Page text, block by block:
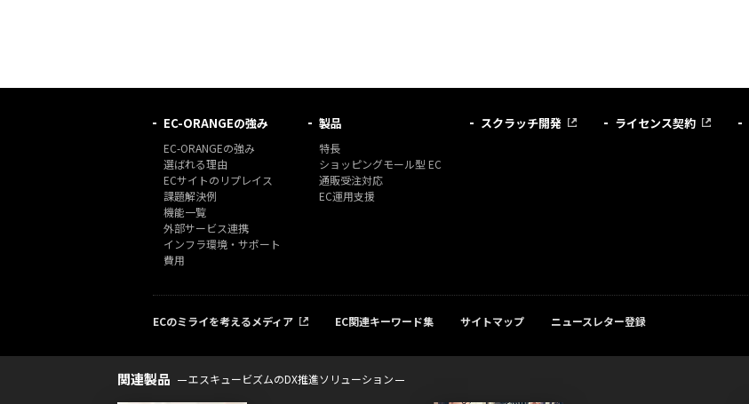
EC-ORANGEの強み
EC-ORANGEの強み
選ばれる理由
ECサイトのリプレイス
課題解決例
機能一覧
外部サービス連携
インフラ環境・サポート
費用
製品
特長
ショッピングモール型 EC
通販受注対応
EC運用支援
スクラッチ開発 ライセンス契約
ECのミライを考えるメディア EC関連キーワード集 サイトマップ ニュースレター登録
関連製品 エスキュービズムのDX推進ソリューション